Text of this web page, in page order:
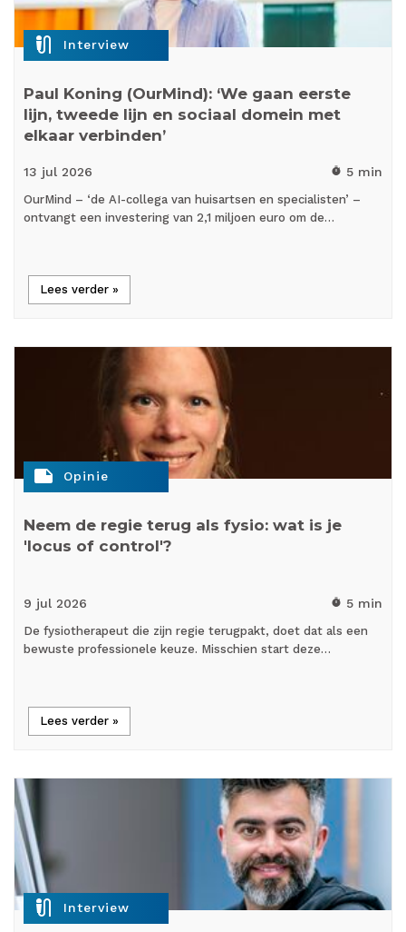
mic_external_on Interview
Paul Koning (OurMind): ‘We gaan eerste
lijn, tweede lijn en sociaal domein met
elkaar verbinden’
13 jul 2026 timer 5 min
OurMind – ‘de AI-collega van huisartsen en specialisten’ –
ontvangt een investering van 2,1 miljoen euro om de…
Lees verder »
note Opinie
Neem de regie terug als fysio: wat is je
'locus of control'?
9 jul 2026 timer 5 min
De fysiotherapeut die zijn regie terugpakt, doet dat als een
bewuste professionele keuze. Misschien start deze…
Lees verder »
mic_external_on Interview